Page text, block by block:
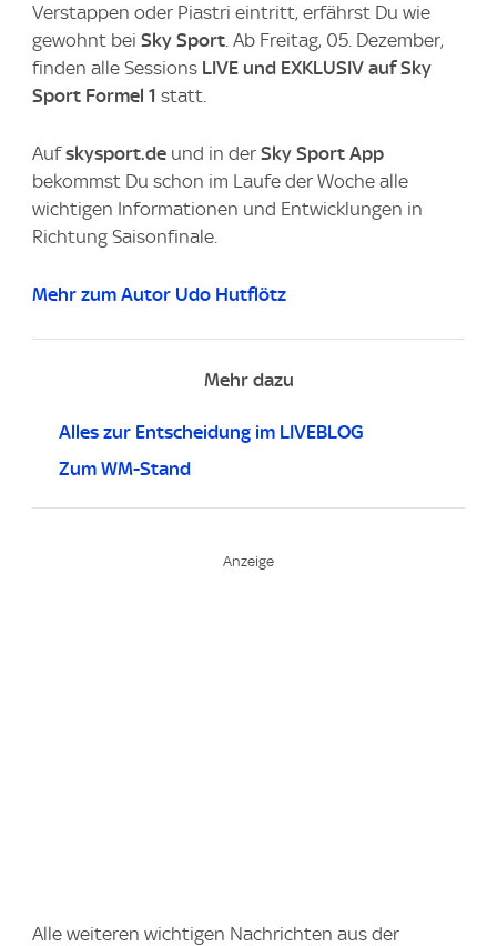
Verstappen oder Piastri eintritt, erfährst Du wie
gewohnt bei Sky Sport. Ab Freitag, 05. Dezember,
finden alle Sessions LIVE und EXKLUSIV auf Sky
Sport Formel 1 statt.
Aufskysport.de und in der Sky Sport App
bekommst Du schon im Laufe der Woche alle
wichtigen Informationen und Entwicklungen in
Richtung Saisonfinale.
Mehr zum Autor Udo Hutflötz
Mehr dazu
Alles zur Entscheidung im LIVEBLOG
Zum WM-Stand
Alle weiteren wichtigen Nachrichten aus der